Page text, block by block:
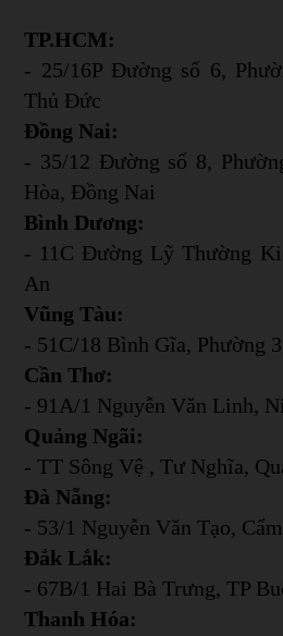
TP.HCM:
- 25/16P Đường số 6,
Thủ Đức
Đồng Nai:
- 35/12 Đường số 8,
Hòa, Đồng Nai
Bình Dương:
- 11C Đường Lỹ Thường
An
Vũng Tàu:
- 51C/18 Bình Gĩa, Phường
Cần Thơ:
- 91A/1 Nguyễn Văn Linh,
Quảng Ngãi:
- TT Sông Vệ , Tư Nghĩa,
Đà Nẵng:
- 53/1 Nguyễn Văn Tạo,
Đắk Lắk:
- 67B/1 Hai Bà Trưng, TP
Thanh Hóa: